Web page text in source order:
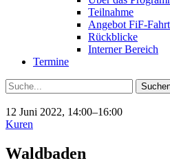
Teilnahme
Angebot FiF-
Rückblicke
Interner Bereich
Termine
Suche
12 Juni 2022, 14:00–16:00
Kuren
Waldbaden